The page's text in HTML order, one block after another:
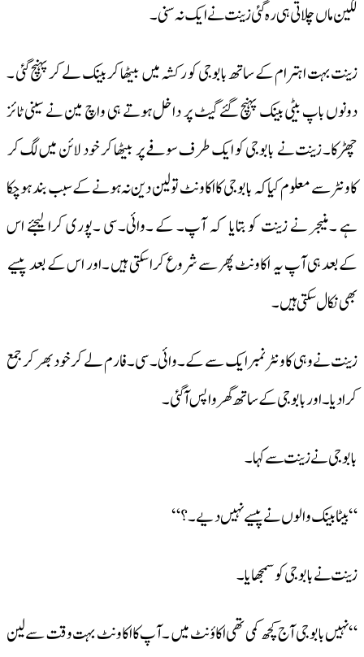
لکین ماں چلاتی ہی رہ گئی زینت نے ایک نہ سنی ۔
زینت بہت اہترام کے ساتھ بابوجی کو رکشہ میں بیٹھا کر بینک لے کر پہنچ گئی ۔
دونوں باپ بیٹی بینک پہنچ گئے گیٹ پر داخل ہوتے ہی واچ مین نے سینی ٹائز
چھڑکا۔ زینت نے بابوجی کو ایک طرف سوفے پر بیٹھا کر خود لائن میں لگ کر
کاونٹر سے معلوم کیا کہ بابوجی کا اکاونٹ تو لین دین نہ ہونے کے سبب بند ہو چکا
ہے ۔منیجر نے زینت کو بتایا کہ آپ۔ کے ۔وائی۔سی ۔پوری کرا لیجئے اس
کےبعد ہی آپ یہ اکاونٹ پھر سے شروع کرا سکتی ہیں ۔اور اس کے بعد پیسے
بھی نکال سکتی ہیں۔
زینت نے وہی کاونٹر نمبر ایک سے کے ۔وائی۔سی ۔فارم لے کر خود بھر کر جمع
کرا دیا ۔اور بابوجی کے ساتھ گھر واپس آ گئی ۔
بابوجی نے زینت سے کہا ۔
“بیٹا بینک والوں نے پیسے نہیں دیے ۔؟ “
زینت نے بابوجی کو سمجھایا ۔
“نہیں بابوجی آج کچھ کمی تھی اکاؤنٹ میں ۔آپ کا اکاونٹ بہت وقت سے لین